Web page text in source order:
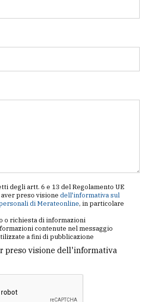
degli artt. 6 e 13 del Regolamento UE
preso visione dell'informativa sul
di Merateonline, in particolare
o richiesta di informazioni
contenute nel messaggio
a fini di pubblicazione
preso visione dell'informativa